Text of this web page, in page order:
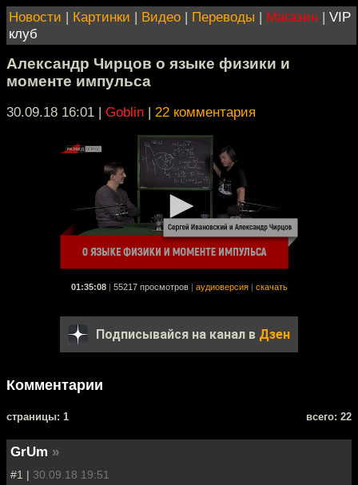
Новости | Картинки | Видео | Переводы | Магазин | VIP
клуб
Александр Чирцов о языке физики и
моменте импульса
30.09.18 16:01 | Goblin | 22 комментария
01:35:08 55217 просмотров аудиоверсия скачать
Подписывайся на канал в Дзен
Комментарии
cтраницы: 1 всего: 22
GrUm »
#1 | 30.09.18 19:51